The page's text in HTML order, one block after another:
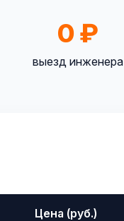
0 ₽
выезд инженера
Цена (руб.)